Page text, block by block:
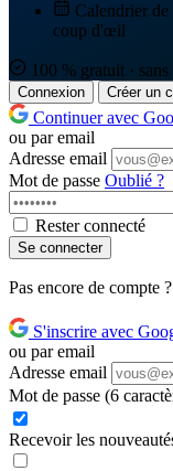
Calendrier
coup d'œil
100 % gratuit ·
Connexion Créer un
Continuer avec
ou par email
Adresse email
Mot de passe Oublié ?
Rester connecté
Se connecter
Pas encore de compte ?
S'inscrire avec
ou par email
Adresse email
Mot de passe (6
Recevoir les